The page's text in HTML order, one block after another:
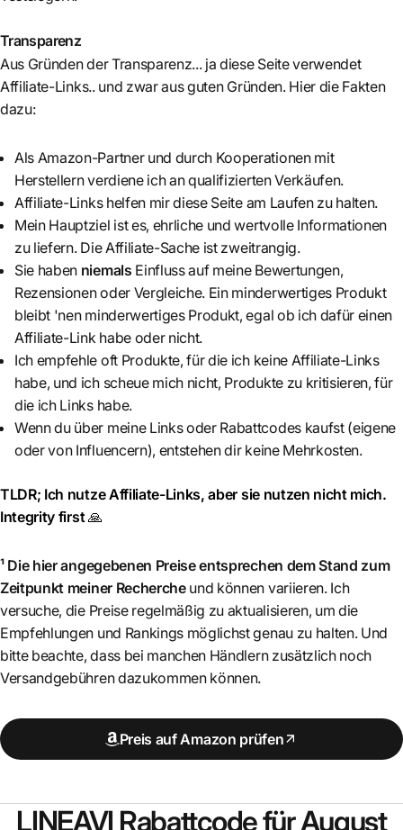
Transparenz
Aus Gründen der Transparenz... ja diese Seite verwendet
Affiliate-Links.. und zwar aus guten Gründen. Hier die Fakten
dazu:
Als Amazon-Partner und durch Kooperationen mit
Herstellern verdiene ich an qualifizierten Verkäufen.
Affiliate-Links helfen mir diese Seite am Laufen zu halten.
Mein Hauptziel ist es, ehrliche und wertvolle Informationen
zu liefern. Die Affiliate-Sache ist zweitrangig.
Sie haben niemals Einfluss auf meine Bewertungen,
Rezensionen oder Vergleiche. Ein minderwertiges Produkt
bleibt 'nen minderwertiges Produkt, egal ob ich dafür einen
Affiliate-Link habe oder nicht.
Ich empfehle oft Produkte, für die ich keine Affiliate-Links
habe, und ich scheue mich nicht, Produkte zu kritisieren, für
die ich Links habe.
Wenn du über meine Links oder Rabattcodes kaufst (eigene
oder von Influencern), entstehen dir keine Mehrkosten.
TLDR; Ich nutze Affiliate-Links, aber sie nutzen nicht mich.
Integrity first🙏
¹ Die hier angegebenen Preise entsprechen dem Stand zum
Zeitpunkt meiner Rechercheund können variieren. Ich
versuche, die Preise regelmäßig zu aktualisieren, um die
Empfehlungen und Rankings möglichst genau zu halten. Und
bitte beachte, dass bei manchen Händlern zusätzlich noch
Versandgebühren dazukommen können.
Preis auf Amazon prüfen
LINEAVI Rabattcode für August